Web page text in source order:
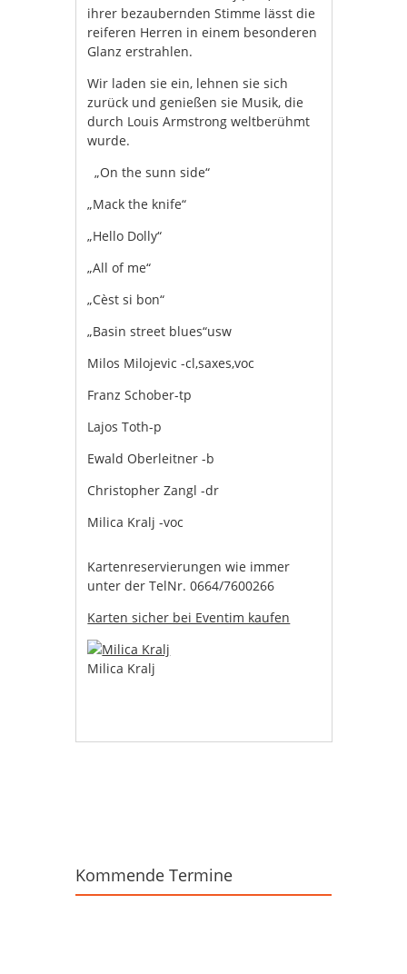
ihrer bezaubernden Stimme lässt die
reiferen Herren in einem besonderen
Glanz erstrahlen.
Wir laden sie ein, lehnen sie sich
zurück und genießen sie Musik, die
durch Louis Armstrong weltberühmt
wurde.
„On the sunn side“
„Mack the knife“
„Hello Dolly“
„All of me“
„Cèst si bon“
„Basin street blues“usw
Milos Milojevic -cl,saxes,voc
Franz Schober-tp
Lajos Toth-p
Ewald Oberleitner -b
Christopher Zangl -dr
Milica Kralj -voc
Kartenreservierungen wie immer
unter der TelNr. 0664/7600266
Karten sicher bei Eventim kaufen
Milica Kralj
Kommende Termine